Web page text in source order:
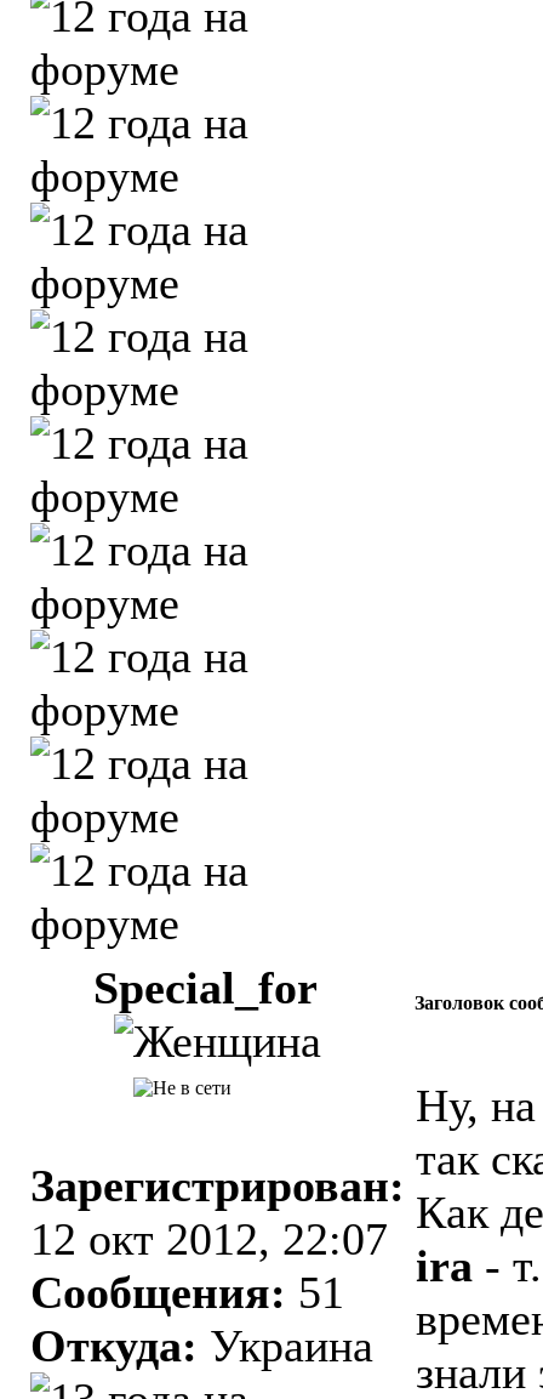
Special_for Заголовок
Зарегистрирован:
12 окт 2012, 22:07
Сообщения: 51
Откуда: Украина
Ну,
так
Как
ira -